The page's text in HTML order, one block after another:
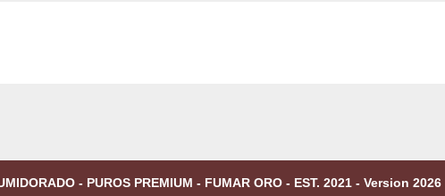
- PUROS PREMIUM - FUMAR ORO - EST. 2021 - Version 2026